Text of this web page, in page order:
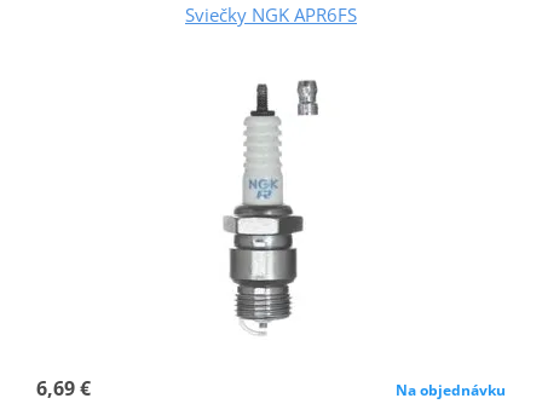
Sviečky NGK APR6FS
6,69 € Na objednávku